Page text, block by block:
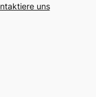
uns